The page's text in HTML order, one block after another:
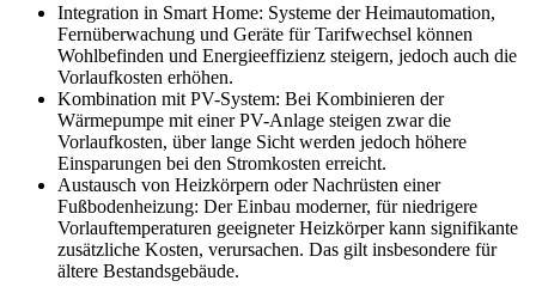
Integration in Smart Home: Systeme der Heimautomation,
Fernüberwachung und Geräte für Tarifwechsel können
Wohlbefinden und Energieeffizienz steigern, jedoch auch die
Vorlaufkosten erhöhen.
Kombination mit PV-System: Bei Kombinieren der
Wärmepumpe mit einer PV-Anlage steigen zwar die
Vorlaufkosten, über lange Sicht werden jedoch höhere
Einsparungen bei den Stromkosten erreicht.
Austausch von Heizkörpern oder Nachrüsten einer
Fußbodenheizung: Der Einbau moderner, für niedrigere
Vorlauftemperaturen geeigneter Heizkörper kann signifikante
zusätzliche Kosten, verursachen. Das gilt insbesondere für
ältere Bestandsgebäude.